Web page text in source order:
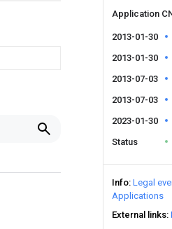
Application
2013-01-30
2013-01-30
2013-07-03
2013-07-03
2023-01-30
Status
Info Legal
Applications
External links